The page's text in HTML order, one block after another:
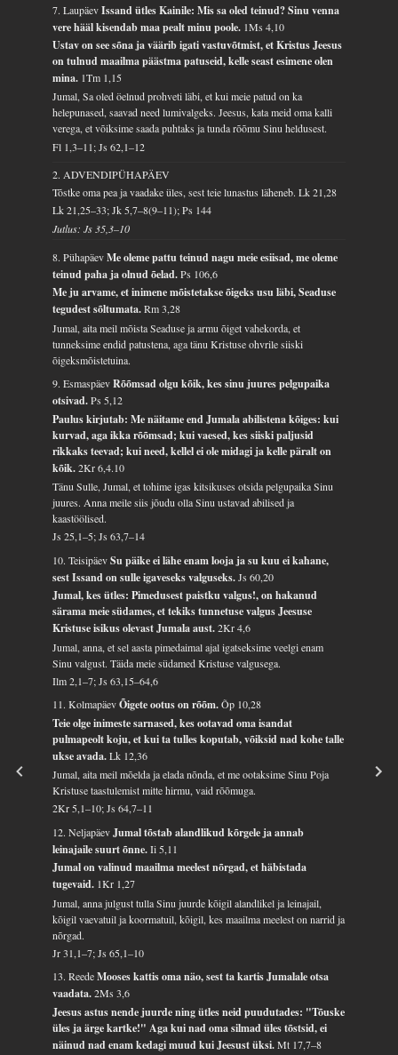
7. LaupäevIssand ütles Kainile: Mis sa oled teinud? Sinu venna
vere hääl kisendab maa pealt minu poole. 1Ms 4,10
Ustav on see sõna ja väärib igati vastuvõtmist, et Kristus Jeesus
on tulnud maailma päästma patuseid, kelle seast esimene olen
mina. 1Tm 1,15
Jumal, Sa oled öelnud prohveti läbi, et kui meie patud on ka
helepunased, saavad need lumivalgeks. Jeesus, kata meid oma kalli
verega, et võiksime saada puhtaks ja tunda rõõmu Sinu heldusest.
Fl 1,3–11; Js 62,1–12
2. ADVENDIPÜHAPÄEV
Tõstke oma pea ja vaadake üles, sest teie lunastus läheneb.Lk 21,28
Lk 21,25–33; Jk 5,7–8(9–11); Ps 144
Jutlus: Js 35,3–10
8. PühapäevMe oleme pattu teinud nagu meie esiisad, me oleme
teinud paha ja olnud õelad.Ps 106,6
Me ju arvame, et inimene mõistetakse õigeks usu läbi, Seaduse
tegudest sõltumata.Rm 3,28
Jumal, aita meil mõista Seaduse ja armu õiget vahekorda, et
tunneksime endid patustena, aga tänu Kristuse ohvrile siiski
õigeksmõistetuina.
9. EsmaspäevRõõmsad olgu kõik, kes sinu juures pelgupaika
otsivad.Ps 5,12
Paulus kirjutab: Me näitame end Jumala abilistena kõiges: kui
kurvad, aga ikka rõõmsad; kui vaesed, kes siiski paljusid
rikkaks teevad; kui need, kellel ei ole midagi ja kelle päralt on
kõik.2Kr 6,4.10
Tänu Sulle, Jumal, et tohime igas kitsikuses otsida pelgupaika Sinu
juures. Anna meile siis jõudu olla Sinu ustavad abilised ja
kaastöölised.
Js 25,1–5; Js 63,7–14
10. TeisipäevSu päike ei lähe enam looja ja su kuu ei kahane,
sest Issand on sulle igaveseks valguseks.Js 60,20
Jumal, kes ütles: Pimedusest paistku valgus!, on hakanud
särama meie südames, et tekiks tunnetuse valgus Jeesuse
Kristuse isikus olevast Jumala aust.2Kr 4,6
Jumal, anna, et sel aasta pimedaimal ajal igatseksime veelgi enam
Sinu valgust. Täida meie südamed Kristuse valgusega.
Ilm 2,1–7; Js 63,15–64,6
11. KolmapäevÕigete ootus on rõõm.Õp 10,28
Teie olge inimeste sarnased, kes ootavad oma isandat
pulmapeolt koju, et kui ta tulles koputab, võiksid nad kohe talle
ukse avada.Lk 12,36
Jumal, aita meil mõelda ja elada nõnda, et me ootaksime Sinu Poja
Kristuse taastulemist mitte hirmu, vaid rõõmuga.
2Kr 5,1–10; Js 64,7–11
12. NeljapäevJumal tõstab alandlikud kõrgele ja annab
leinajaile suurt õnne.Ii 5,11
Jumal on valinud maailma meelest nõrgad, et häbistada
tugevaid. 1Kr 1,27
Jumal, anna julgust tulla Sinu juurde kõigil alandlikel ja leinajail,
kõigil vaevatuil ja koormatuil, kõigil, kes maailma meelest on narrid ja
nõrgad.
Jr 31,1–7; Js 65,1–10
13. ReedeMooses kattis oma näo, sest ta kartis Jumalale otsa
vaadata.2Ms 3,6
Jeesus astus nende juurde ning ütles neid puudutades: "Tõuske
üles ja ärge kartke!" Aga kui nad oma silmad üles tõstsid, ei
näinud nad enam kedagi muud kui Jeesust üksi.Mt 17,7–8